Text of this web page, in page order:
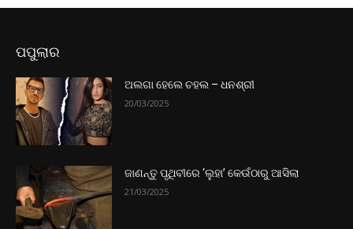
ପପୁଲାର
ଅଲଗା ହେଲେ ଚହଲ – ଧନଶ୍ରୀ
20/03/2025
ଜାଣନ୍ତୁ ପୃଥିବୀରେ ‘ଲୁହା’ କେଉଁଠାରୁ ଆସିଲା
21/03/2025